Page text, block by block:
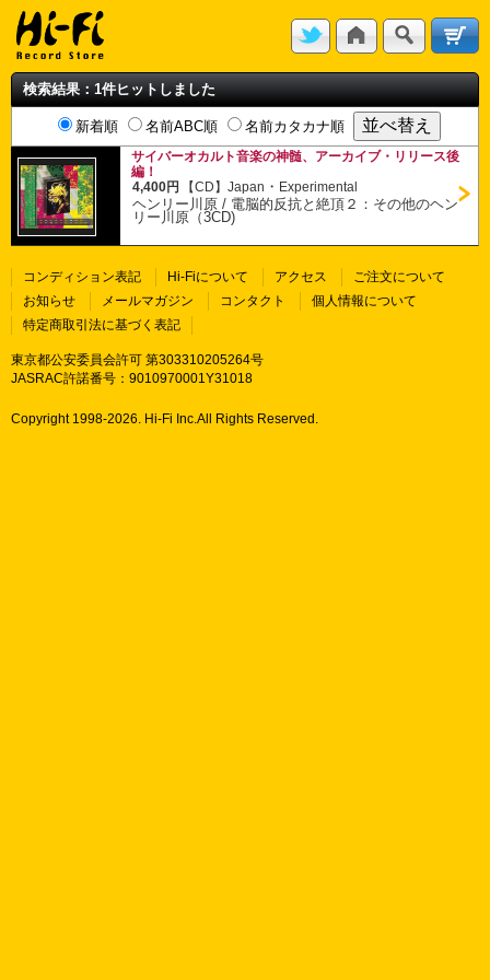
検索結果：1件ヒットしました
新着順 名前ABC順 名前カタカナ順
サイバーオカルト音楽の神髄、アーカイブ・リリース後
編！
4,400円
【CD】Japan ・ Experimental
ヘンリー川原/ 電脳的反抗と絶頂２：その他のヘン
リー川原（3CD)
コンディション表記 Hi-Fiについて アクセス
ご注文について
お知らせ
メールマガジン コンタクト
個人情報について
特定商取引法に基づく表記
東京都公安委員会許可 第303310205264号
JASRAC許諾番号：9010970001Y31018
Copyright 1998-2026. Hi-Fi Inc.All Rights Reserved.